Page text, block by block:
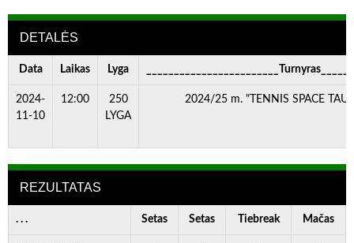
DETALĖS
Data Laikas Lyga
2024-
11-10
12:00
250
LYGA
2024/25 m. "TENNIS SPACE
REZULTATAS
. . . Setas Setas Tiebreak Mačas